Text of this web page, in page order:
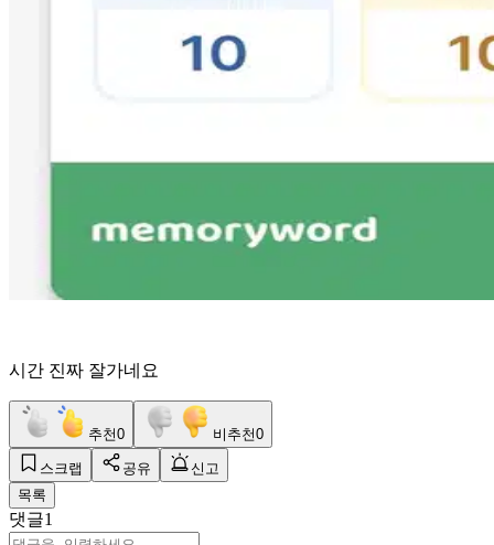
시간 진짜 잘가네요
추천0 비추천0
스크랩 공유
신고
목록
댓글1